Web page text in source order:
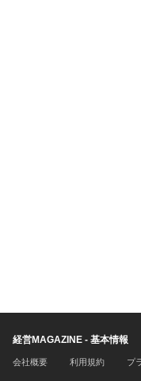
経営MAGAZINE - 基本情報
会社概要 利用規約 プ